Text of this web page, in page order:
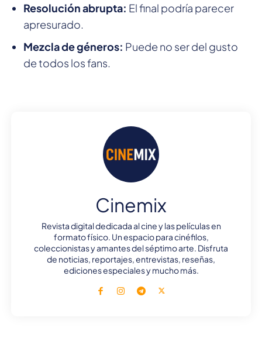
Resolución abrupta: El final podría parecer
apresurado.
Mezcla de géneros: Puede no ser del gusto
de todos los fans.
Cinemix
Revista digital dedicada al cine y las películas en
formato físico. Un espacio para cinéfilos,
coleccionistas y amantes del séptimo arte. Disfruta
de noticias, reportajes, entrevistas, reseñas,
ediciones especiales y mucho más.